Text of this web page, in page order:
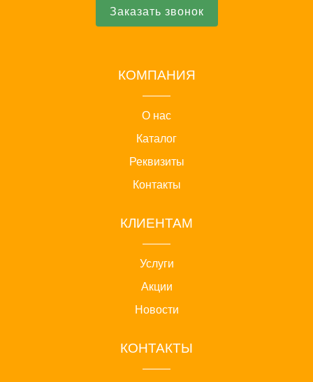
Заказать звонок
КОМПАНИЯ
О нас
Каталог
Реквизиты
Контакты
КЛИЕНТАМ
Услуги
Акции
Новости
КОНТАКТЫ